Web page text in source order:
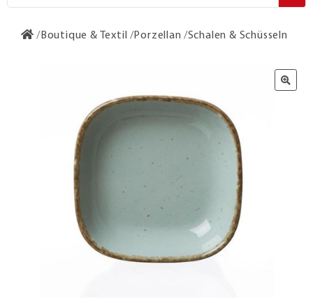
Boutique & Textil Porzellan Schalen & Schüsseln